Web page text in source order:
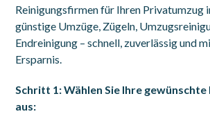
Reinigungsfirmen für Ihren Privatumzug
günstige Umzüge, Zügeln,
Endreinigung – schnell, zuverlässig und
Ersparnis.
Schritt 1: Wählen Sie Ihre
aus: